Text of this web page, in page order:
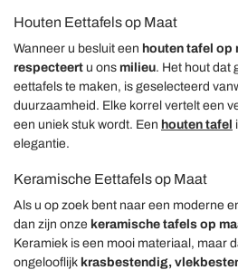
Houten Eettafels op Maat
Wanneer u besluit een houten tafel op
respecteert u ons milieu. Het hout dat
eettafels te maken, is geselecteerd
duurzaamheid. Elke korrel vertelt een
een uniek stuk wordt. Een houten tafel
elegantie.
Keramische Eettafels op Maat
Als u op zoek bent naar een moderne
dan zijn onze keramische tafels op
Keramiek is een mooi materiaal, maar
ongelooflijk krasbestendig,